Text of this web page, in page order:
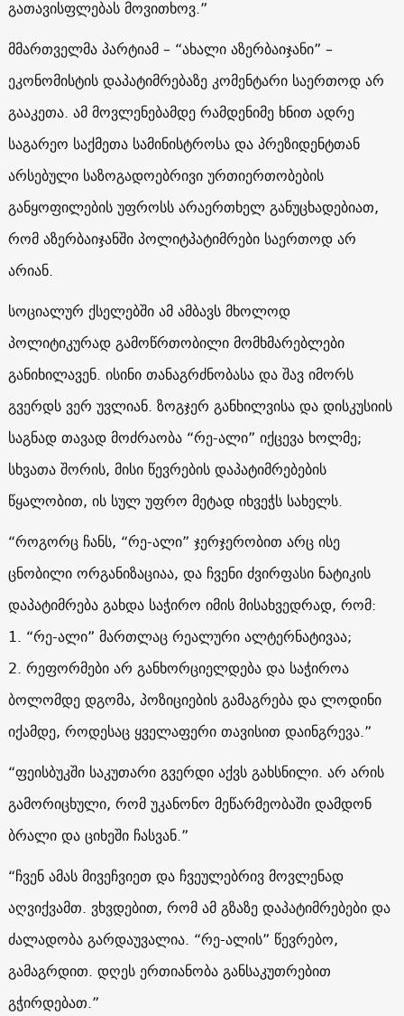
გათავისფლებას მოვითხოვ.”
მმართველმა პარტიამ – “ახალი აზერბაიჯანი” –
ეკონომისტის დაპატიმრებაზე კომენტარი საერთოდ არ
გააკეთა. ამ მოვლენებამდე რამდენიმე ხნით ადრე
საგარეო საქმეთა სამინისტროსა და პრეზიდენტთან
არსებული საზოგადოებრივი ურთიერთობების
განყოფილების უფროსს არაერთხელ განუცხადებიათ,
რომ აზერბაიჯანში პოლიტპატიმრები საერთოდ არ
არიან.
სოციალურ ქსელებში ამ ამბავს მხოლოდ
პოლიტიკურად გამოწრთობილი მომხმარებლები
განიხილავენ. ისინი თანაგრძნობასა და შავ იმორს
გვერდს ვერ უვლიან. ზოგჯერ განხილვისა და დისკუსიის
საგნად თავად მოძრაობა “რე-ალი” იქცევა ხოლმე;
სხვათა შორის, მისი წევრების დაპატიმრებების
წყალობით, ის სულ უფრო მეტად იხვეჭს სახელს.
“როგორც ჩანს, “რე-ალი” ჯერჯერობით არც ისე
ცნობილი ორგანიზაციაა, და ჩვენი ძვირფასი ნატიკის
დაპატიმრება გახდა საჭირო იმის მისახვედრად, რომ:
1. “რე-ალი” მართლაც რეალური ალტერნატივაა;
2. რეფორმები არ განხორციელდება და საჭიროა
ბოლომდე დგომა, პოზიციების გამაგრება და ლოდინი
იქამდე, როდესაც ყველაფერი თავისით დაინგრევა.”
“ფეისბუკში საკუთარი გვერდი აქვს გახსნილი. არ არის
გამორიცხული, რომ უკანონო მეწარმეობაში დამდონ
ბრალი და ციხეში ჩასვან.”
“ჩვენ ამას მივეჩვიეთ და ჩვეულებრივ მოვლენად
აღვიქვამთ. ვხვდებით, რომ ამ გზაზე დაპატიმრებები და
ძალადობა გარდაუვალია. “რე-ალის” წევრებო,
გამაგრდით. დღეს ერთიანობა განსაკუთრებით
გჭირდებათ.”